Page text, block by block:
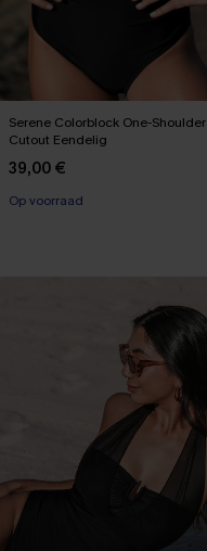
Serene Colorblock One-Shoulder
Cutout Eendelig
39,00 €
【AG18】2 met 10% korting